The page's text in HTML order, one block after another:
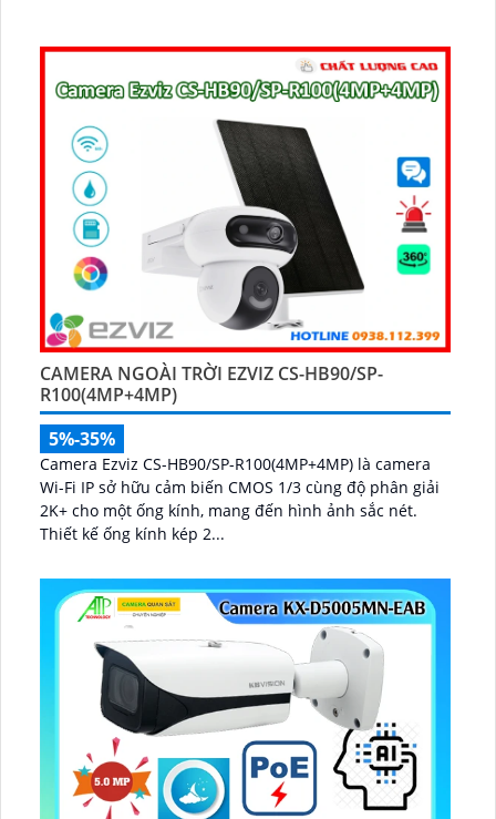
CAMERA NGOÀI TRỜI EZVIZ CS-HB90/SP-
R100(4MP+4MP)
5%-35%
Camera Ezviz CS-HB90/SP-R100(4MP+4MP) là camera
Wi-Fi IP sở hữu cảm biến CMOS 1/3 cùng độ phân giải
2K+ cho một ống kính, mang đến hình ảnh sắc nét.
Thiết kế ống kính kép 2...